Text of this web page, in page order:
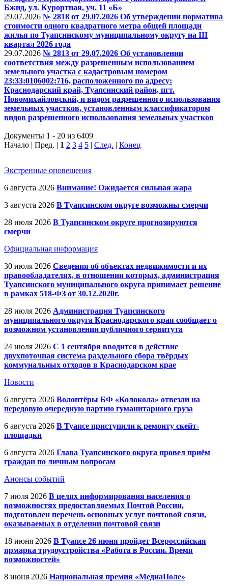
Бжид, ул. Курортная, уч. 11 «Б»
29.07.2026 № 2818 от 29.07.2026 Об утверждении норматива
стоимости одного квадратного метра общей площади
жилья по Туапсинскому муниципальному округу на III
квартал 2026 года
29.07.2026 № 2813 от 29.07.2026 Об установлении
соответствия между разрешенным использованием
земельного участка с кадастровым номером
23:33:0106002:716, расположенного по адресу:
Краснодарский край, Туапсинский район, пгт.
Новомихайловский, и видом разрешенного использования
земельных участков, установленным классификатором
видов разрешенного использования земельных участков
Документы 1 - 20 из 6409
Начало | Пред. | 1 2 3 4 5 | След. | Конец
Экстренные оповещения
6 августа 2026 Внимание! Ожидается сильная жара
3 августа 2026 В Туапсинском округе возможны смерчи
28 июля 2026 В Туапсинском округе прогнозируются
смерчи
Официальная информация
30 июля 2026 Сведения об объектах недвижимости и их
правообладателях, в отношении которых, администрация
Туапсинского муниципального округа принимает решение
в рамках 518-ФЗ от 30.12.2020г.
28 июля 2026 Администрация Туапсинского
муниципального округа Краснодарского края сообщает о
возможном установлении публичного сервитута
24 июля 2026 С 1 сентября вводится в действие
двухпоточная система раздельного сбора твёрдых
коммунальных отходов в Краснодарском крае
Новости
6 августа 2026 Волонтёры БФ «Колокола» отвезли на
передовую очередную партию гуманитарного груза
6 августа 2026 В Туапсе приступили к ремонту скейт-
площадки
6 августа 2026 Глава Туапсинского округа провел приём
граждан по личным вопросам
Анонсы событий
7 июля 2026 В целях информирования населения о
возможностях предоставляемых Почтой России,
подготовлен перечень основных услуг почтовой связи,
оказываемых в отделении почтовой связи
18 июня 2026 В Туапсе 26 июня пройдет Всероссийская
ярмарка трудоустройства «Работа в России. Время
возможностей»
8 июня 2026 Национальная премия «МедиаПоле»